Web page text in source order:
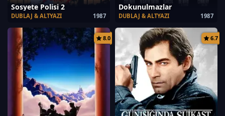
Sosyete Polisi 2
1987
DUBLAJ & ALTYAZI
Dokunulmazlar
1987
DUBLAJ & ALTYAZI
8.0 6.7